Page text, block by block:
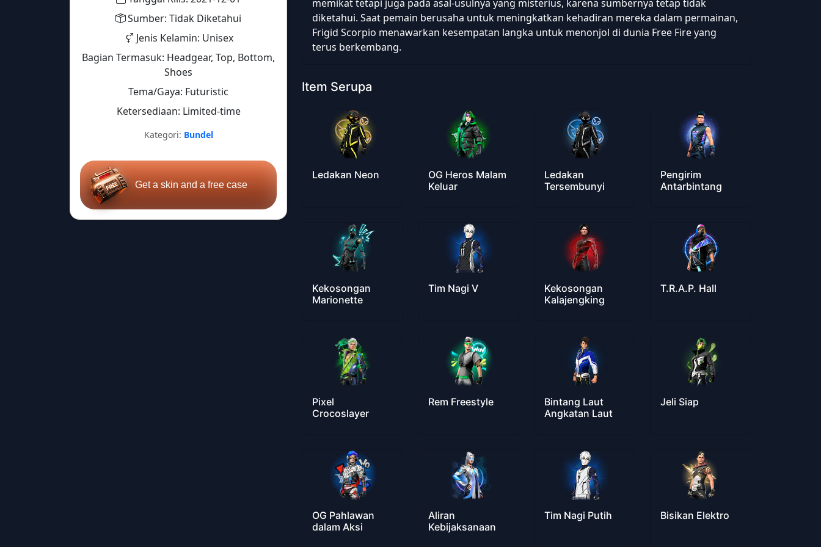
Sumber: Tidak Diketahui
Jenis Kelamin: Unisex
Bagian Termasuk: Headgear, Top, Bottom,
Shoes
Tema/Gaya: Futuristic
Ketersediaan: Limited-time
Kategori: Bundel
Get a skin and a free case
memikat tetapi juga pada asal-usulnya yang misterius, karena sumbernya tetap tidak
diketahui. Saat pemain berusaha untuk meningkatkan kehadiran mereka dalam permainan,
Frigid Scorpio menawarkan kesempatan langka untuk menonjol di dunia Free Fire yang
terus berkembang.
Item Serupa
Ledakan Neon
OG Heros Malam
Keluar
Ledakan
Tersembunyi
Pengirim
Antarbintang
Kekosongan
Marionette
Tim Nagi V
Kekosongan
Kalajengking
T.R.A.P. Hall
Pixel
Crocoslayer
Rem Freestyle
Bintang Laut
Angkatan Laut
Jeli Siap
OG Pahlawan
dalam Aksi
Aliran
Kebijaksanaan
Tim Nagi Putih Bisikan Elektro